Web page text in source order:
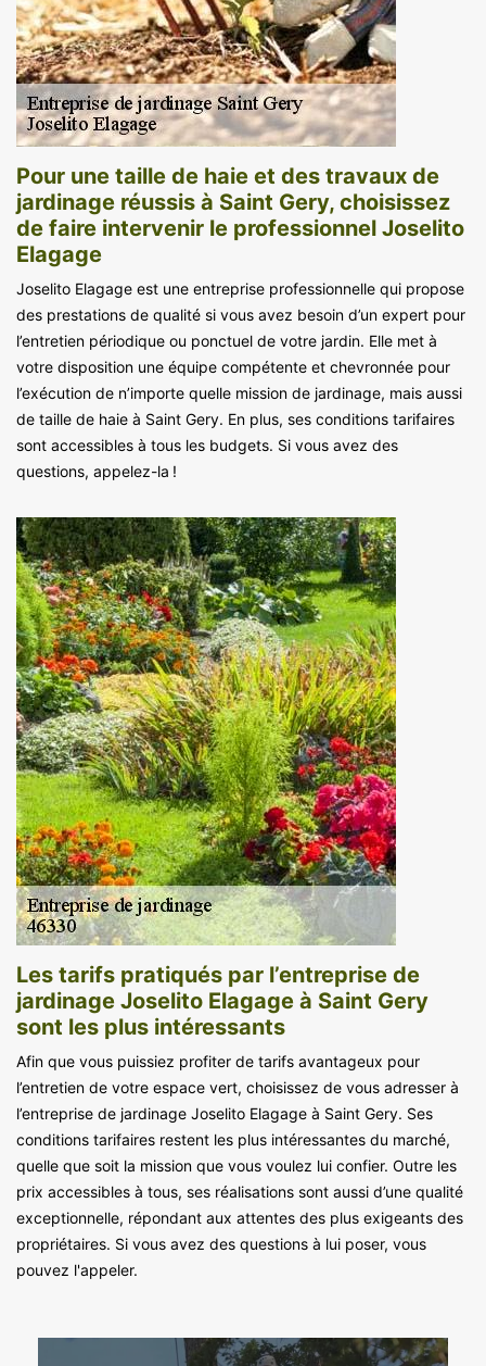
Pour une taille de haie et des travaux de
jardinage réussis à Saint Gery, choisissez
de faire intervenir le professionnel Joselito
Elagage
Joselito Elagage est une entreprise professionnelle qui propose
des prestations de qualité si vous avez besoin d’un expert pour
l’entretien périodique ou ponctuel de votre jardin. Elle met à
votre disposition une équipe compétente et chevronnée pour
l’exécution de n’importe quelle mission de jardinage, mais aussi
de taille de haie à Saint Gery. En plus, ses conditions tarifaires
sont accessibles à tous les budgets. Si vous avez des
questions, appelez-la !
Les tarifs pratiqués par l’entreprise de
jardinage Joselito Elagage à Saint Gery
sont les plus intéressants
Afin que vous puissiez profiter de tarifs avantageux pour
l’entretien de votre espace vert, choisissez de vous adresser à
l’entreprise de jardinage Joselito Elagage à Saint Gery. Ses
conditions tarifaires restent les plus intéressantes du marché,
quelle que soit la mission que vous voulez lui confier. Outre les
prix accessibles à tous, ses réalisations sont aussi d’une qualité
exceptionnelle, répondant aux attentes des plus exigeants des
propriétaires. Si vous avez des questions à lui poser, vous
pouvez l'appeler.